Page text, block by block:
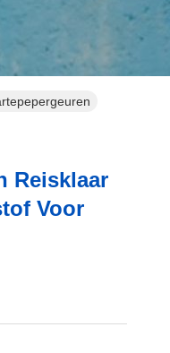
Reisklaar
Voor